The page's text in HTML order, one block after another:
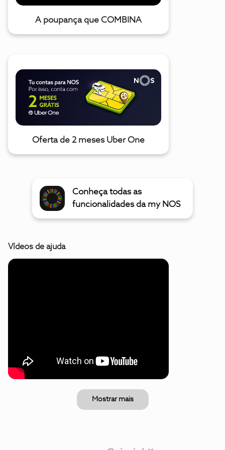
A poupança que COMBINA
Oferta de 2 meses Uber One
Conheça todas as
funcionalidades da my NOS
Vídeos de ajuda
Mostrar mais